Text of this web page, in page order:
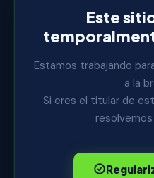
Este
Estamos trabajando
a la
Si eres el titular de